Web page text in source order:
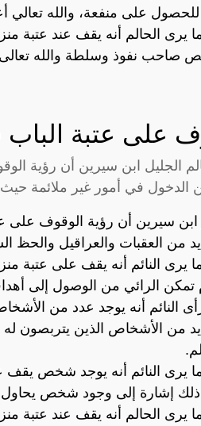
على منفعة، والله تعالي
يرى الحالم أنه يقف عند عتبة
صاحب نفوذ وسلطة والله
على عتبة
الجليل ابن سيرين أن رؤية
الدخول في أمور غير ملائمة حيث
ابن سيرين أن رؤية الوقوف على
من العقبات والعراقيل والحظ
يرى النائم أنه يقف على عتبة
تمكن الرائي من الوصول إلى
النائم أنه يوجد عدد من
من الأشخاص الذين يتربصون
يرى النائم أنه يوجد شخص يقف
إشارة إلى وجود شخص يحاول
يرى الحالم أنه يقف عند عتبة